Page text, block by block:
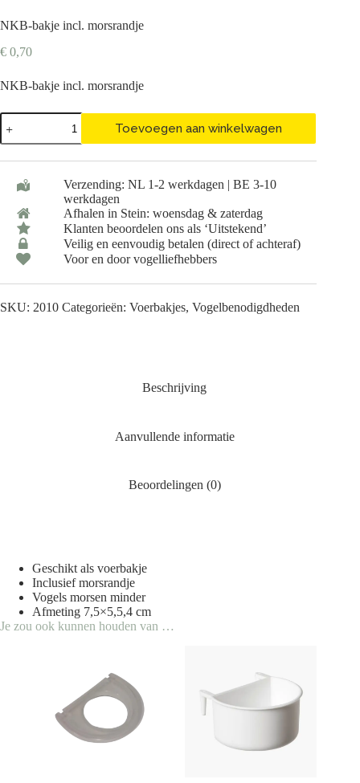
NKB-bakje incl. morsrandje
€ 0,70
NKB-bakje incl. morsrandje
NKB-
bakje
incl.
morsrandje
Toevoegen aan winkelwagen
Verzending: NL 1-2 werkdagen | BE 3-10
werkdagen
Afhalen in Stein: woensdag & zaterdag
Klanten beoordelen ons als ‘Uitstekend’
Veilig en eenvoudig betalen (direct of achteraf)
Voor en door vogelliefhebbers
SKU: 2010 Categorieën: Voerbakjes, Vogelbenodigdheden
Beschrijving
Aanvullende informatie
Beoordelingen (0)
Geschikt als voerbakje
Inclusiefmorsrandje
Vogels morsen minder
Afmeting 7,5×5,5,4 cm
Je zou ook kunnen houden van …